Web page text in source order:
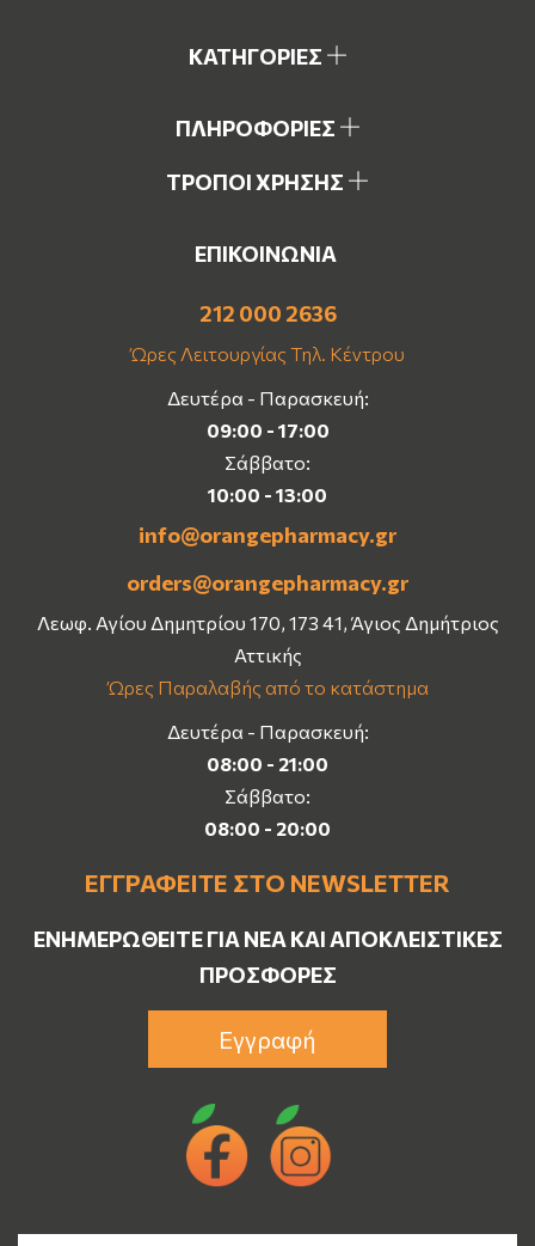
ΚΑΤΗΓΟΡΙΕΣ
ΠΛΗΡΟΦΟΡΙΕΣ
ΤΡΟΠΟΙ ΧΡΗΣΗΣ
ΕΠΙΚΟΙΝΩΝΙΑ
212 000 2636
Ώρες Λειτουργίας Τηλ. Κέντρου
Δευτέρα - Παρασκευή:
09:00 - 17:00
Σάββατο:
10:00 - 13:00
info@orangepharmacy.gr
orders@orangepharmacy.gr
Λεωφ. Αγίου Δημητρίου 170, 173 41, Άγιος Δημήτριος
Αττικής
Ώρες Παραλαβής από το κατάστημα
Δευτέρα - Παρασκευή:
08:00 - 21:00
Σάββατο:
08:00 - 20:00
ΕΓΓΡΑΦΕΊΤΕ ΣΤΟ NEWSLETTER
ΕΝΗΜΕΡΩΘΕΊΤΕ ΓΙΑ ΝΈΑ ΚΑΙ ΑΠΟΚΛΕΙΣΤΙΚΈΣ
ΠΡΟΣΦΟΡΈΣ
Εγγραφή